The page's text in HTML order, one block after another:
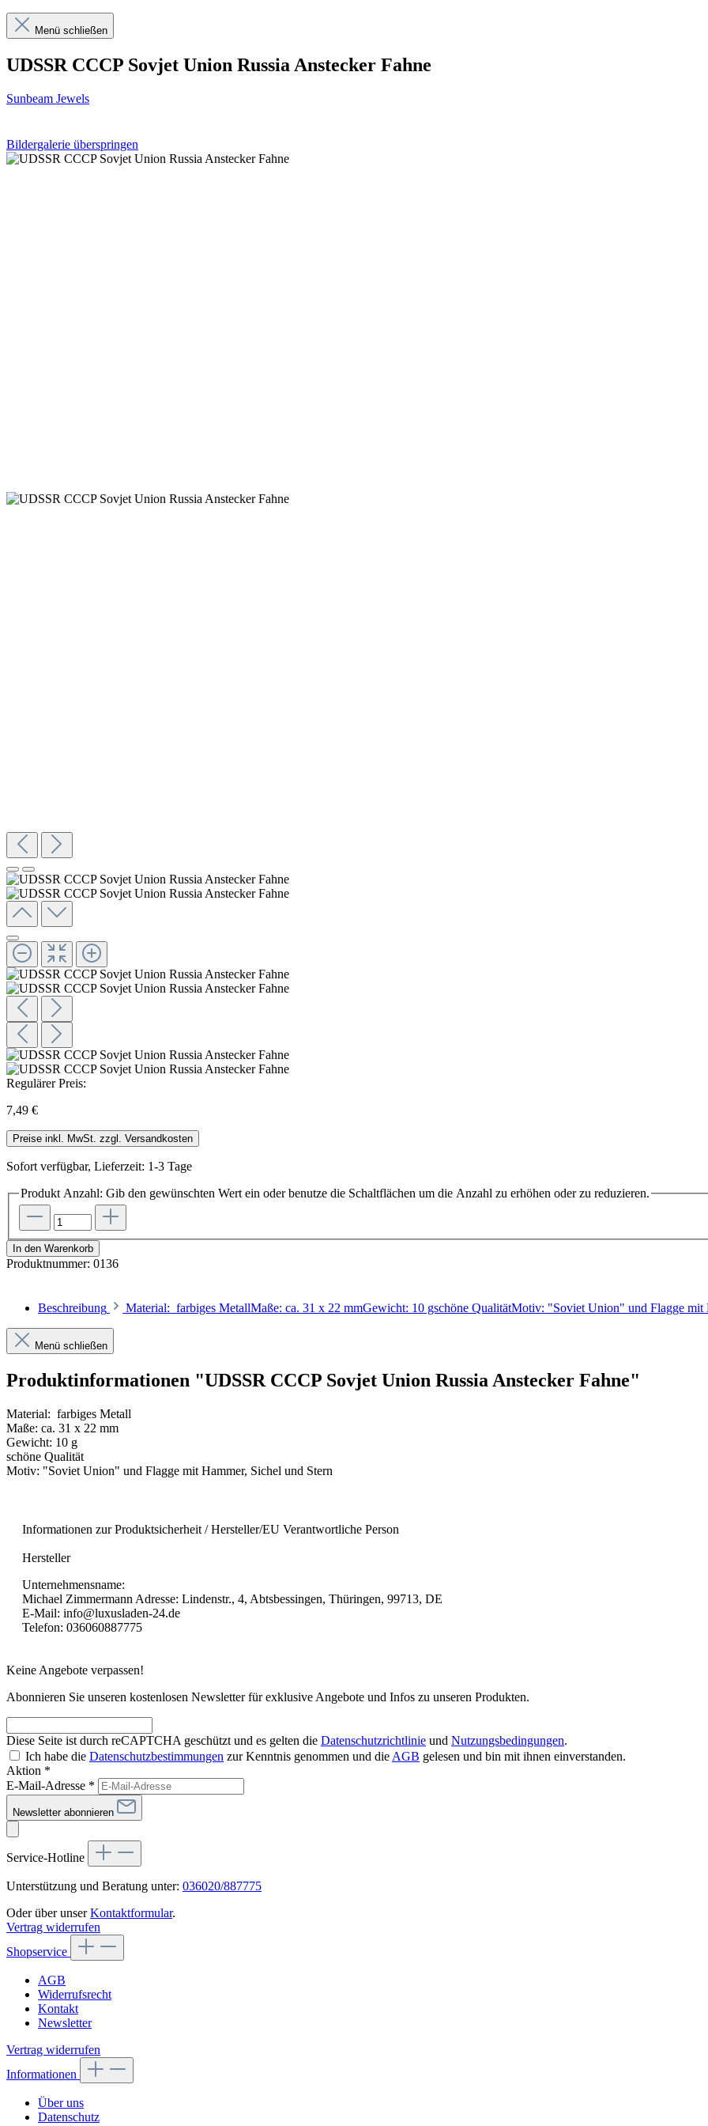
Menü schließen
UDSSR CCCP Sovjet Union Russia Anstecker Fahne
Sunbeam Jewels
Bildergalerie überspringen
Regulärer Preis:
7,49 €
Preise inkl. MwSt. zzgl. Versandkosten
Sofort verfügbar, Lieferzeit: 1-3 Tage
Produkt Anzahl: Gib den gewünschten Wert ein oder benutze die Schaltflächen um die Anzahl zu erhöhen oder zu reduzieren.
In den Warenkorb
Produktnummer: 0136
Beschreibung Material: farbiges MetallMaße: ca. 31 x 22 mmGewicht: 10 gschöne QualitätMotiv: "Soviet Union" und Flagge
Menü schließen
Produktinformationen "UDSSR CCCP Sovjet Union Russia Anstecker Fahne"
Material: farbiges Metall
Maße: ca. 31 x 22 mm
Gewicht: 10 g
schöne Qualität
Motiv: "Soviet Union" und Flagge mit Hammer, Sichel und Stern
Informationen zur Produktsicherheit / Hersteller/EU Verantwortliche Person
Hersteller
Unternehmensname:
Michael Zimmermann Adresse: Lindenstr., 4, Abtsbessingen, Thüringen, 99713, DE
E-Mail: info@luxusladen-24.de
Telefon: 036060887775
Keine Angebote verpassen!
Abonnieren Sie unseren kostenlosen Newsletter für exklusive Angebote und Infos zu unseren Produkten.
Diese Seite ist durch reCAPTCHA geschützt und es gelten die Datenschutzrichtlinie und Nutzungsbedingungen.
Ich habe die Datenschutzbestimmungen zur Kenntnis genommen und die AGB gelesen und bin mit ihnen einverstanden.
Aktion *
E-Mail-Adresse *
Newsletter abonnieren
Service-Hotline
Unterstützung und Beratung unter: 036020/887775
Oder über unserKontaktformular.
Vertrag widerrufen
Shopservice
AGB
Widerrufsrecht
Kontakt
Newsletter
Vertrag widerrufen
Informationen
Über uns
Datenschutz